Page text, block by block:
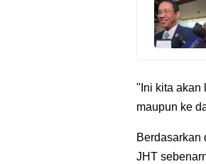
"Ini kita akan
maupun ke
Berdasarkan
JHT